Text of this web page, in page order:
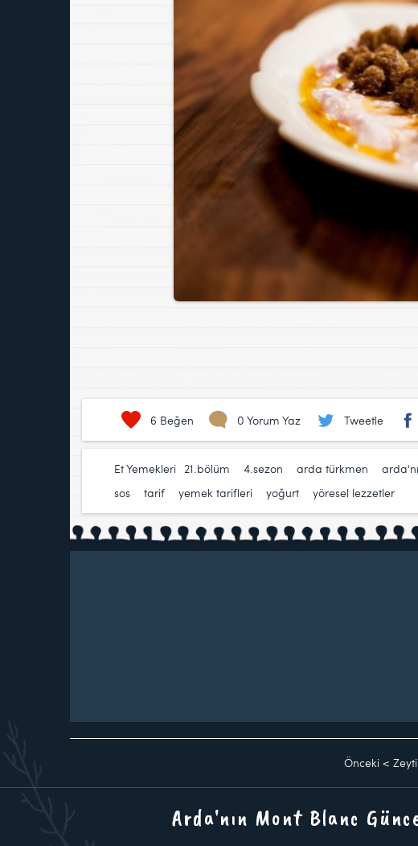
6 Beğen 0 Yorum Yaz Tweetle
Et Yemekleri 21.bölüm 4.sezon arda türkmen
sos
tarif yemek tarifleri yoğurt yöresel lezzetler
Önceki <
Arda'nın Mont Blanc